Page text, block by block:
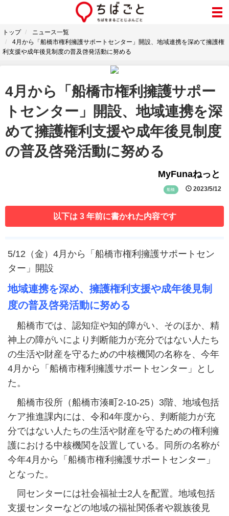
トップ
ニュース一覧
4月から「船橋市権利擁護サポートセンター」開設、地域連携を深めて擁護権
利支援や成年後見制度の普及啓発活動に努める
4月から「船橋市権利擁護サポー
トセンター」開設、地域連携を深
めて擁護権利支援や成年後見制度
の普及啓発活動に努める
MyFunaねっと
船橋 2023/5/12
以下は 3 年前に書かれた内容です
5/12（金）4月から「船橋市権利擁護サポートセン
ター」開設
地域連携を深め、擁護権利支援や成年後見制
度の普及啓発活動に努める
船橋市では、認知症や知的障がい、そのほか、精
神上の障がいにより判断能力が充分ではない人たち
の生活や財産を守るための中核機関の名称を、今年
4月から「船橋市権利擁護サポートセンター」とし
た。
船橋市役所（船橋市湊町2-10-25）3階、地域包括
ケア推進課内には、令和4年度から、判断能力が充
分ではない人たちの生活や財産を守るための権利擁
護における中核機関を設置している。同所の名称が
今年4月から「船橋市権利擁護サポートセンター」
となった。
同センターには社会福祉士2人を配置。地域包括
支援センターなどの地域の福祉関係者や親族後見